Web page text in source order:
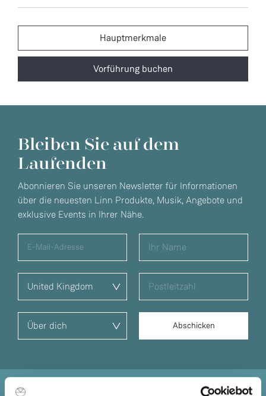
Hauptmerkmale
Vorführung buchen
Bleiben Sie auf dem
Laufenden
Abonnieren Sie unseren Newsletter für Informationen
über die neuesten Linn Produkte, Musik, Angebote und
exklusive Events in Ihrer Nähe.